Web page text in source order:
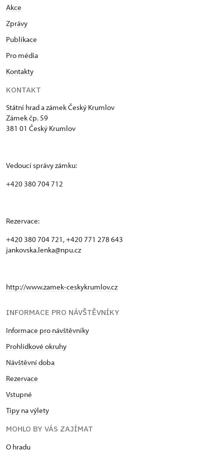
Akce
Zprávy
Publikace
Pro média
Kontakty
KONTAKT
Státní hrad a zámek Český Krumlov
Zámek čp. 59
381 01 Český Krumlov
Vedoucí správy zámku:
+420 380 704 712
Rezervace:
+420 380 704 721, +420 771 278 643
jankovska.lenka@npu.cz
http://www.zamek-ceskykrumlov.cz
INFORMACE PRO NÁVŠTĚVNÍKY
Informace pro návštěvníky
Prohlídkové okruhy
Návštěvní doba
Rezervace
Vstupné
Tipy na výlety
MOHLO BY VÁS ZAJÍMAT
O hradu